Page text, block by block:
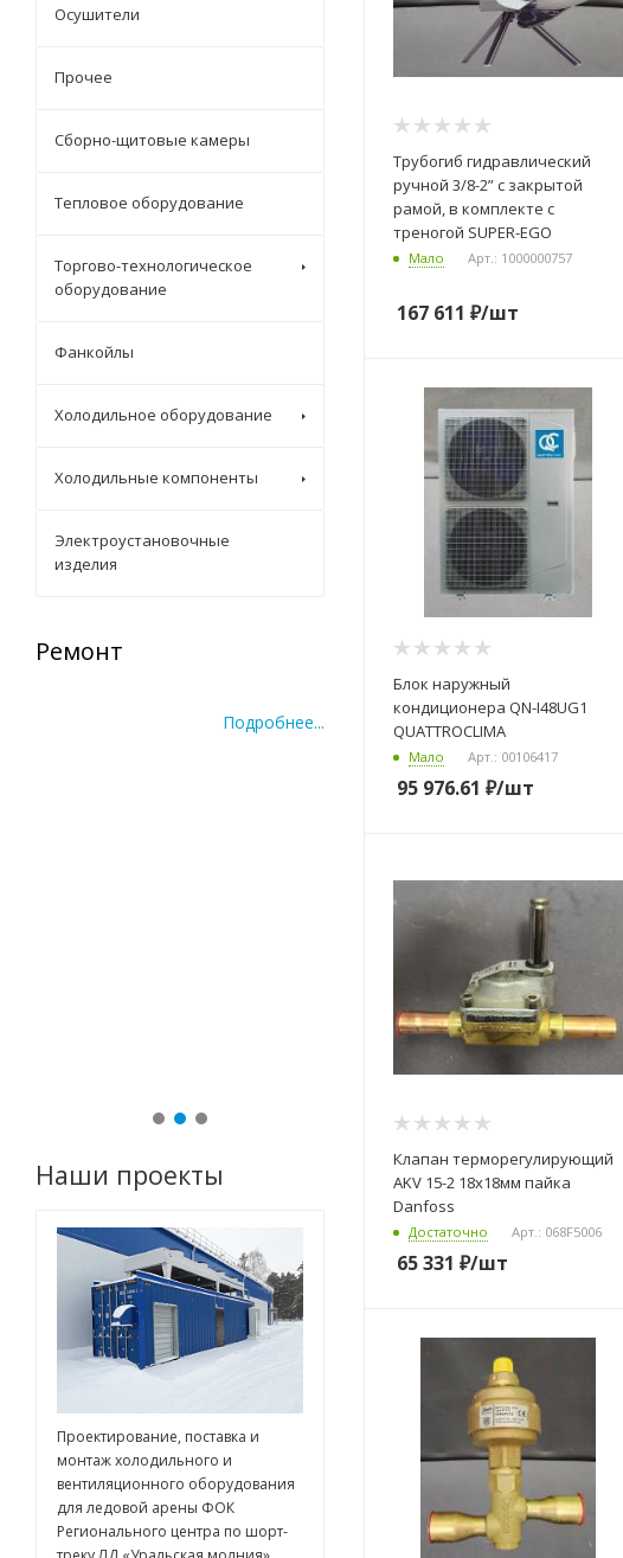
Трубогиб гидравлический
ручной 3/8-2” с закрытой
рамой, в комплекте с
треногой SUPER-EGO
Мало Арт.: 1000000757
167 611 ₽/шт
Блок наружный
кондиционера QN-I48UG1
QUATTROCLIMA
Мало Арт.: 00106417
95 976.61 ₽/шт
Клапан терморегулирующий
AKV 15-2 18х18мм пайка
Danfoss
Достаточно Арт.: 068F5006
65 331 ₽/шт
Осушители
Прочее
Сборно-щитовые камеры
Тепловое оборудование
Торгово-технологическое
оборудование
Фанкойлы
Холодильное оборудование
Холодильные компоненты
Электроустановочные
изделия
Ремонт Запасные части
Подробнее...
Наши проекты
Проектирование, поставка и
монтаж холодильного и
вентиляционного оборудования
для ледовой арены ФОК
Регионального центра по шорт-